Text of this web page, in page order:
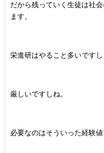
だから残っていく生徒は社
ます。
栄進研はやること多いですし
厳しいですしね。
必要なのはそういった経験値